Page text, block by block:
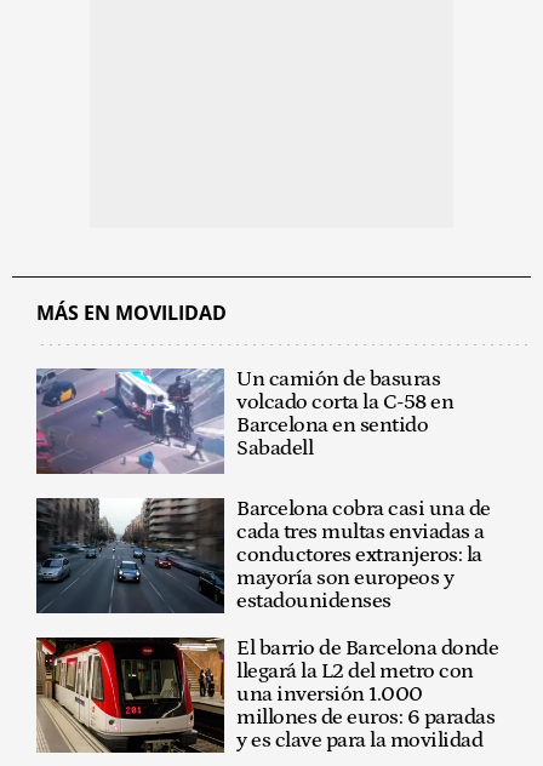
MÁS EN MOVILIDAD
Un camión de basuras
volcado corta la C-58 en
Barcelona en sentido
Sabadell
Barcelona cobra casi una de
cada tres multas enviadas a
conductores extranjeros: la
mayoría son europeos y
estadounidenses
El barrio de Barcelona donde
llegará la L2 del metro con
una inversión 1.000
millones de euros: 6 paradas
y es clave para la movilidad